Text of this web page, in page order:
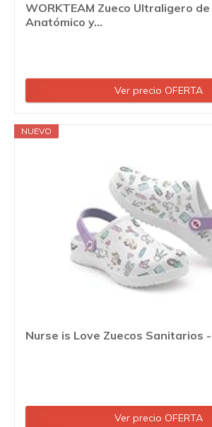
WORKTEAM Zueco Ultraligero de
Anatómico y...
Ver precio OFERTA
NUEVO
Nurse is Love Zuecos Sanitarios
Ver precio OFERTA